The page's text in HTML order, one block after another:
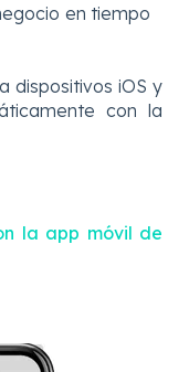
en tiempo
dispositivos iOS y
con la
la app móvil de